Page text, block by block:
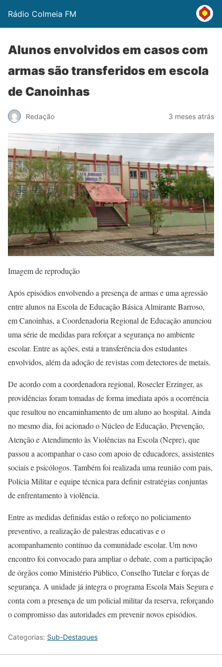
Rádio Colmeia FM
Alunos envolvidos em casos com
armas são transferidos em escola
de Canoinhas
Redação 3 meses atrás
Imagem de reprodução
Após episódios envolvendo a presença de armas e uma agressão
entre alunos na Escola de Educação Básica Almirante Barroso,
em Canoinhas, a Coordenadoria Regional de Educação anunciou
uma série de medidas para reforçar a segurança no ambiente
escolar. Entre as ações, está a transferência dos estudantes
envolvidos, além da adoção de revistas com detectores de metais.
De acordo com a coordenadora regional, Rosecler Erzinger, as
providências foram tomadas de forma imediata após a ocorrência
que resultou no encaminhamento de um aluno ao hospital. Ainda
no mesmo dia, foi acionado o Núcleo de Educação, Prevenção,
Atenção e Atendimento às Violências na Escola (Nepre), que
passou a acompanhar o caso com apoio de educadores, assistentes
sociais e psicólogos. Também foi realizada uma reunião com pais,
Polícia Militar e equipe técnica para definir estratégias conjuntas
de enfrentamento à violência.
Entre as medidas definidas estão o reforço no policiamento
preventivo, a realização de palestras educativas e o
acompanhamento contínuo da comunidade escolar. Um novo
encontro foi convocado para ampliar o debate, com a participação
de órgãos como Ministério Público, Conselho Tutelar e forças de
segurança. A unidade já integra o programa Escola Mais Segura e
conta com a presença de um policial militar da reserva, reforçando
o compromisso das autoridades em prevenir novos episódios.
Categorias: Sub-Destaques